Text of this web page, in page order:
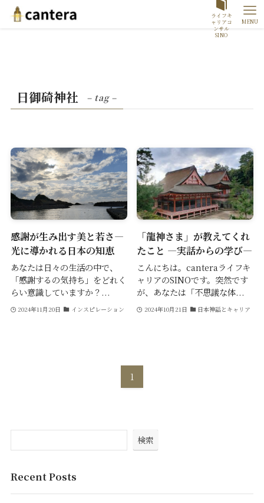
ライフキ
ャリアコ
ンサル
SINO
MENU
日御碕神社 – tag –
感謝が生み出す美と若さ―
光に導かれる日本の知恵
あなたは日々の生活の中で、
「感謝するの気持ち」をどれく
らい意識していますか？...
2024年11月20日 インスピレーション
「龍神さま」が教えてくれ
たこと ―実話からの学び―
こんにちは。canteraライフキ
ャリアのSINOです。突然です
が、あなたは「不思議な体...
2024年10月21日 日本神話とキャリア
1
検索
Recent Posts